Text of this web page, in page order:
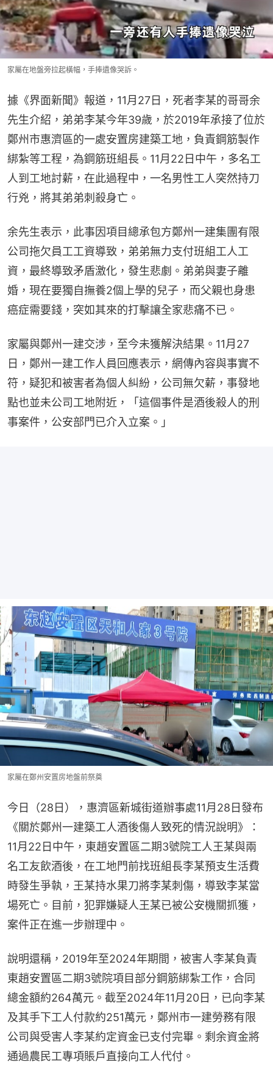
家屬在地盤旁拉起橫幅，手捧遺像哭訴。
據《界面新聞》報道，11月27日，死者李某的哥哥余
先生介紹，弟弟李某今年39歲，於2019年承接了位於
鄭州市惠濟區的一處安置房建築工地，負責鋼筋製作
綁紮等工程，為鋼筋班組長。11月22日中午，多名工
人到工地討薪，在此過程中，一名男性工人突然持刀
行兇，將其弟弟刺殺身亡。
余先生表示，此事因項目總承包方鄭州一建集團有限
公司拖欠員工工資導致，弟弟無力支付班組工人工
資，最終導致矛盾激化，發生悲劇。弟弟與妻子離
婚，現在要獨自撫養2個上學的兒子，而父親也身患
癌症需要錢，突如其來的打擊讓全家悲痛不已。
家屬與鄭州一建交涉，至今未獲解決結果。11月27
日，鄭州一建工作人員回應表示，網傳內容與事實不
符，疑犯和被害者為個人糾紛，公司無欠薪，事發地
點也並未公司工地附近，「這個事件是酒後殺人的刑
事案件，公安部門已介入立案。」
家屬在鄭州安置房地盤前祭奠
今日（28日），惠濟區新城街道辦事處11月28日發布
《關於鄭州一建築工人酒後傷人致死的情況說明》：
11月22日中午，東趙安置區二期3號院工人王某與兩
名工友飲酒後，在工地門前找班組長李某預支生活費
時發生爭執，王某持水果刀將李某刺傷，導致李某當
場死亡。目前，犯罪嫌疑人王某已被公安機關抓獲，
案件正在進一步辦理中。
說明還稱，2019年至2024年期間，被害人李某負責
東趙安置區二期3號院項目部分鋼筋綁紮工作，合同
總金額約264萬元。截至2024年11月20日，已向李某
及其手下工人付款約251萬元，鄭州市一建勞務有限
公司與受害人李某約定資金已支付完畢。剩余資金將
通過農民工專項賬戶直接向工人代付。